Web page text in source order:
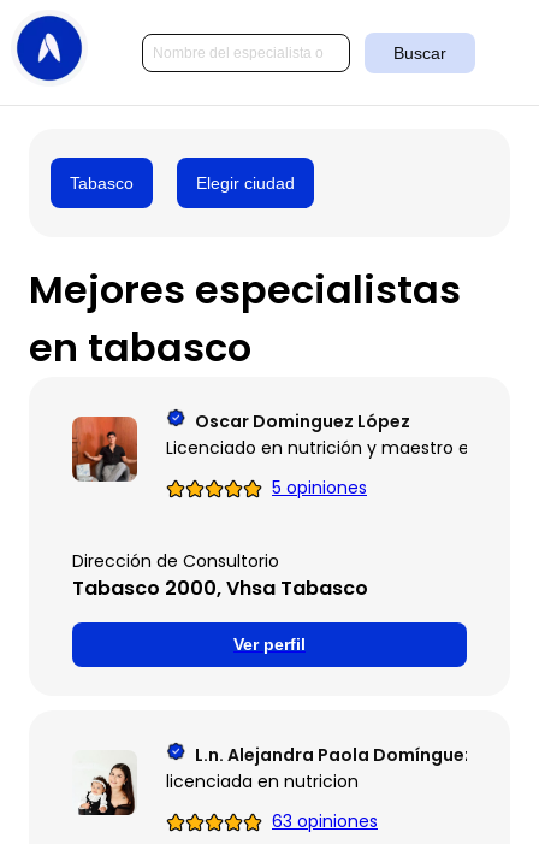
Buscar
Tabasco Elegir ciudad
Mejores especialistas
en tabasco
Oscar Dominguez López
Licenciado en nutrición y maestro en
5 opiniones
Dirección de Consultorio
Tabasco 2000, Vhsa Tabasco
Ver perfil
L.n. Alejandra Paola Domínguez
licenciada en nutricion
63 opiniones